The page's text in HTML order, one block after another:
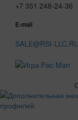
+7 351 248-24-36
E-mail
SALE@RSI-LLC.RU